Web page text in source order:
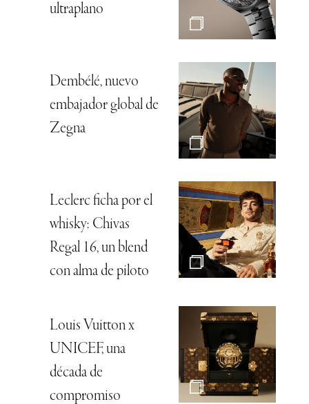
ultraplano
Dembélé, nuevo
embajador global de
Zegna
Leclerc ficha por el
whisky: Chivas
Regal 16, un blend
con alma de piloto
Louis Vuitton x
UNICEF, una
década de
compromiso